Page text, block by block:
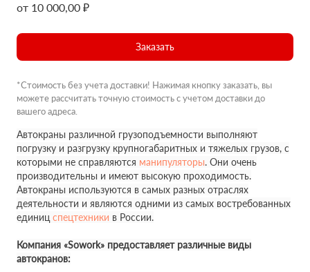
от 10 000,00 ₽
Заказать
*Стоимость без учета доставки! Нажимая кнопку заказать, вы
можете рассчитать точную стоимость с учетом доставки до
вашего адреса.
Автокраны различной грузоподъемности выполняют
погрузку и разгрузку крупногабаритных и тяжелых грузов, с
которыми не справляются манипуляторы. Они очень
производительны и имеют высокую проходимость.
Автокраны используются в самых разных отраслях
деятельности и являются одними из самых востребованных
единиц спецтехники в России.
Компания «Sowork» предоставляет различные виды
автокранов: